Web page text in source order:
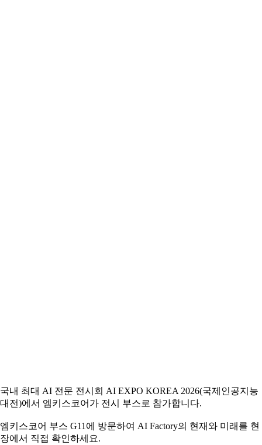
국내 최대 AI 전문 전시회 AI EXPO KOREA 2026(국제인공지능
대전)에서 엠키스코어가 전시 부스로 참가합니다.
엠키스코어 부스 G11에 방문하여 AI Factory의 현재와 미래를 현
장에서 직접 확인하세요.